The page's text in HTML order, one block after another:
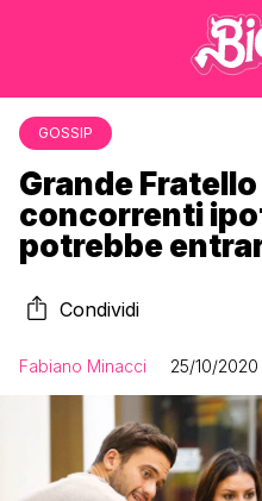
GOSSIP
Grande
concorrenti
potrebbe
Condividi
Fabiano Minacci 25/10/2020